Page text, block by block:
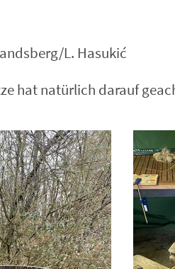
L. Hasukić
hat natürlich darauf